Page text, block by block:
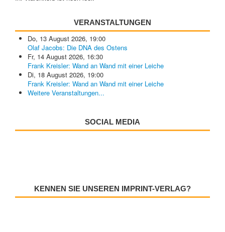
VERANSTALTUNGEN
Do, 13 August 2026, 19:00
Olaf Jacobs: Die DNA des Ostens
Fr, 14 August 2026, 16:30
Frank Kreisler: Wand an Wand mit einer Leiche
Di, 18 August 2026, 19:00
Frank Kreisler: Wand an Wand mit einer Leiche
Weitere Veranstaltungen...
SOCIAL MEDIA
KENNEN SIE UNSEREN IMPRINT-VERLAG?